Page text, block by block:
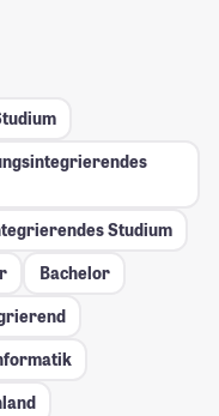
Studium
Bachelor